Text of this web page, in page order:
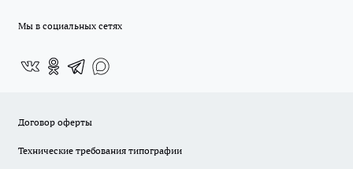
Мы в социальных сетях
Договор оферты
Технические требования типографии